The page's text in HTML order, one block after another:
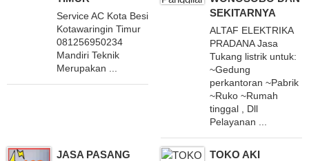
Service AC Kota Besi
Kotawaringin Timur
081256950234
Mandiri Teknik
Merupakan ...
SEKITARNYA
ALTAF ELEKTRIKA
PRADANA Jasa
Tukang listrik untuk:
~Gedung
perkantoran ~Pabrik
~Ruko ~Rumah
tinggal , Dll
Pelayanan ...
JASA PASANG
TOKO AKI